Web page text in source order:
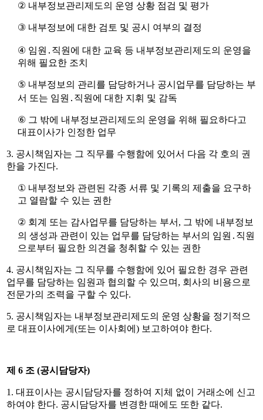
② 내부정보관리제도의 운영 상황 점검 및 평가
③ 내부정보에 대한 검토 및 공시 여부의 결정
④ 임원 ․ 직원에 대한 교육 등 내부정보관리제도의 운영을
위해 필요한 조치
⑤ 내부정보의 관리를 담당하거나 공시업무를 담당하는 부
서 또는 임원 ․ 직원에 대한 지휘 및 감독
⑥ 그 밖에 내부정보관리제도의 운영을 위해 필요하다고
대표이사가 인정한 업무
3. 공시책임자는 그 직무를 수행함에 있어서 다음 각 호의 권
한을 가진다.
① 내부정보와 관련된 각종 서류 및 기록의 제출을 요구하
고 열람할 수 있는 권한
② 회계 또는 감사업무를 담당하는 부서 , 그 밖에 내부정보
의 생성과 관련이 있는 업무를 담당하는 부서의 임원 ․ 직원
으로부터 필요한 의견을 청취할 수 있는 권한
4. 공시책임자는 그 직무를 수행함에 있어 필요한 경우 관련
업무를 담당하는 임원과 협의할 수 있으며 , 회사의 비용으로
전문가의 조력을 구할 수 있다.
5. 공시책임자는 내부정보관리제도의 운영 상황을 정기적으
로 대표이사에게 (또는 이사회에 ) 보고하여야 한다.
제 6 조 (공시담당자)
1. 대표이사는 공시담당자를 정하여 지체 없이 거래소에 신고
하여야 한다. 공시담당자를 변경한 때에도 또한 같다.